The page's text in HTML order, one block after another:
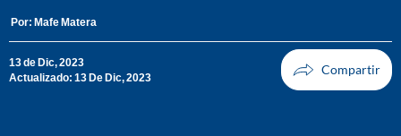
Por: Mafe Matera
13 de Dic, 2023
Actualizado: 13 De Dic, 2023